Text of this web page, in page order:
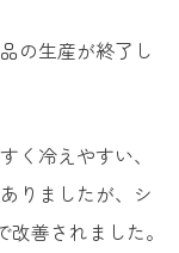
の生産が終了し
く冷えやすい、
りましたが、シ
善されました。